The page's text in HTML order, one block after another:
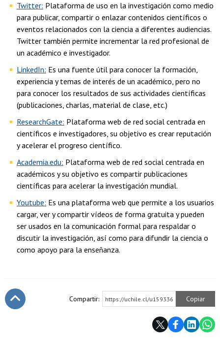
Twitter: Plataforma de uso en la investigación como medio
para publicar, compartir o enlazar contenidos científicos o
eventos relacionados con la ciencia a diferentes audiencias.
Twitter también permite incrementar la red profesional de
un académico e investigador.
LinkedIn: Es una fuente útil para conocer la formación,
experiencia y temas de interés de un académico, pero no
para conocer los resultados de sus actividades científicas
(publicaciones, charlas, material de clase, etc.)
ResearchGate: Plataforma web de red social centrada en
científicos e investigadores, su objetivo es crear reputación
y acelerar el progreso científico.
Academia.edu: Plataforma web de red social centrada en
académicos y su objetivo es compartir publicaciones
científicas para acelerar la investigación mundial.
Youtube: Es una plataforma web que permite a los usuarios
cargar, ver y compartir vídeos de forma gratuita y pueden
ser usados en la comunicación formal para respaldar o
discutir la investigación, así como para difundir la ciencia o
como apoyo para la enseñanza.
Compartir: https://uchile.cl/u159336 Copiar